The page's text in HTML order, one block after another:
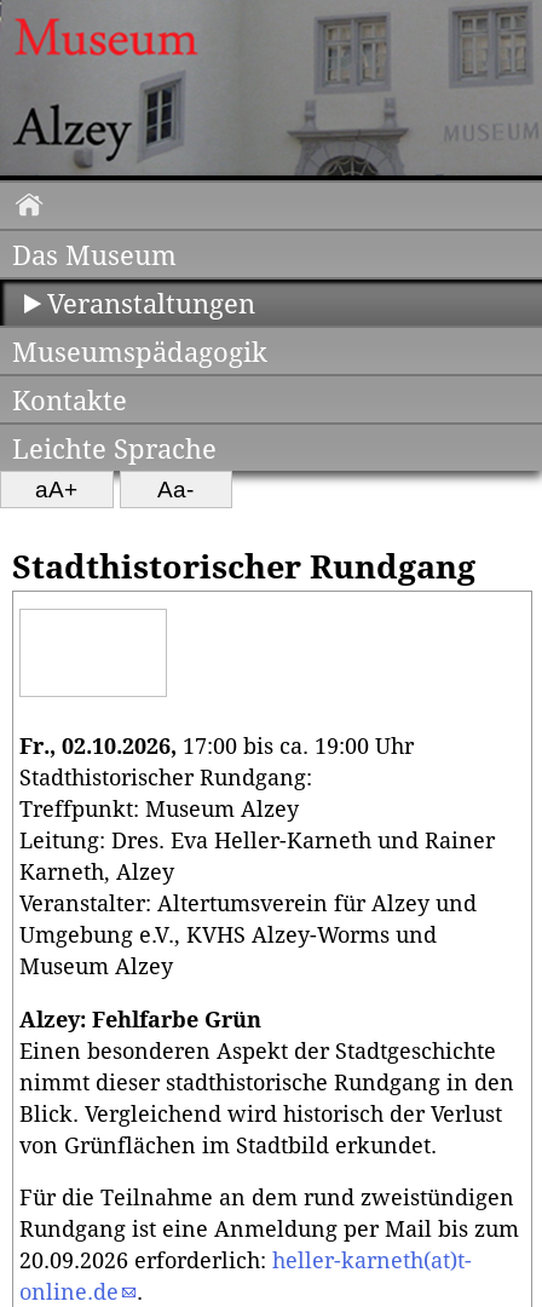
Das Museum
Veranstaltungen
Museumspädagogik
Kontakte
Leichte Sprache
aA+ Aa-
Stadthistorischer Rundgang
Fr., 02.10.2026, 17:00 bis ca. 19:00 Uhr
Stadthistorischer Rundgang:
Treffpunkt: Museum Alzey
Leitung: Dres. Eva Heller-Karneth und Rainer
Karneth, Alzey
Veranstalter: Altertumsverein für Alzey und
Umgebung e.V., KVHS Alzey-Worms und
Museum Alzey
Alzey: Fehlfarbe Grün
Einen besonderen Aspekt der Stadtgeschichte
nimmt dieser stadthistorische Rundgang in den
Blick. Vergleichend wird historisch der Verlust
von Grünflächen im Stadtbild erkundet.
Für die Teilnahme an dem rund zweistündigen
Rundgang ist eine Anmeldung per Mail bis zum
20.09.2026 erforderlich: heller-karneth(at)t-
online.de
.